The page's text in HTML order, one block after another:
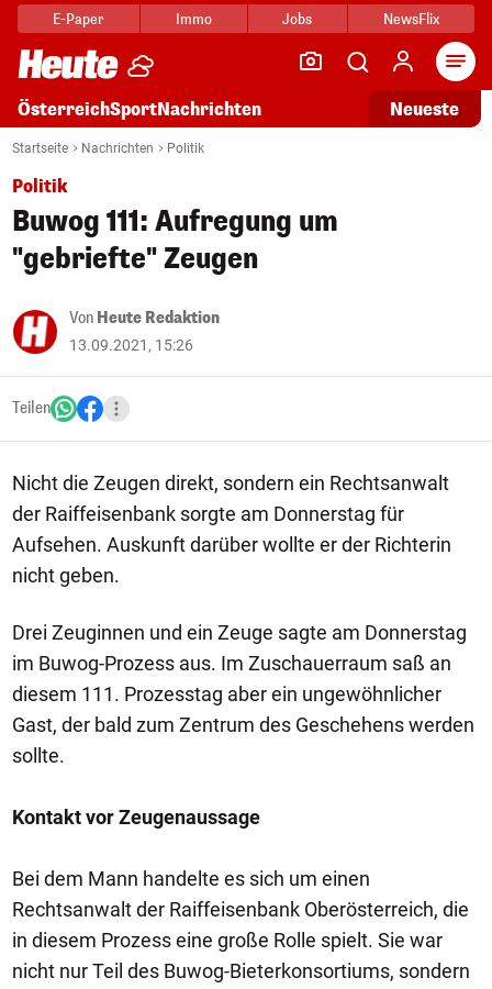
E-Paper Immo Jobs NewsFlix
ÖsterreichSportNachrichten Neueste
Startseite Nachrichten Politik
Politik
Buwog 111: Aufregung um
"gebriefte" Zeugen
Von Heute Redaktion
13.09.2021, 15:26
Teilen
Nicht die Zeugen direkt, sondern ein Rechtsanwalt
der Raiffeisenbank sorgte am Donnerstag für
Aufsehen. Auskunft darüber wollte er der Richterin
nicht geben.
Drei Zeuginnen und ein Zeuge sagte am Donnerstag
im Buwog-Prozess aus. Im Zuschauerraum saß an
diesem 111. Prozesstag aber ein ungewöhnlicher
Gast, der bald zum Zentrum des Geschehens werden
sollte.
Kontakt vor Zeugenaussage
Bei dem Mann handelte es sich um einen
Rechtsanwalt der Raiffeisenbank Oberösterreich, die
in diesem Prozess eine große Rolle spielt. Sie war
nicht nur Teil des Buwog-Bieterkonsortiums, sondern